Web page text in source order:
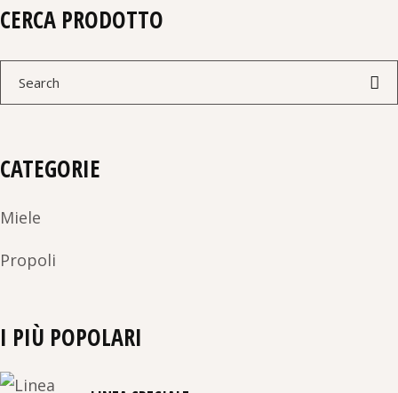
CERCA PRODOTTO
Search
for:
CATEGORIE
Miele
Propoli
I PIÙ POPOLARI